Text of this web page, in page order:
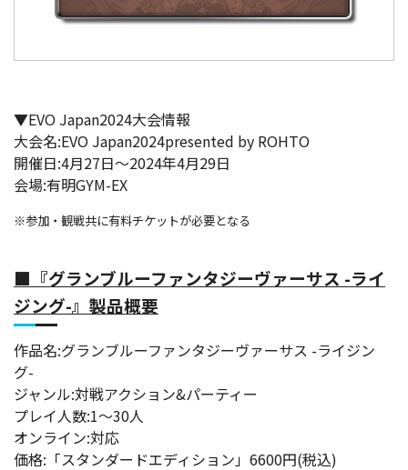
▼EVO Japan2024大会情報
大会名:EVO Japan2024presented by ROHTO
開催日:4月27日～2024年4月29日
会場:有明GYM-EX
※参加・観戦共に有料チケットが必要となる
■『グランブルーファンタジーヴァーサス -ライ
ジング-』製品概要
作品名:グランブルーファンタジーヴァーサス -ライジン
グ-
ジャンル:対戦アクション&パーティー
プレイ人数:1～30人
オンライン:対応
価格:「スタンダードエディション」6600円(税込)